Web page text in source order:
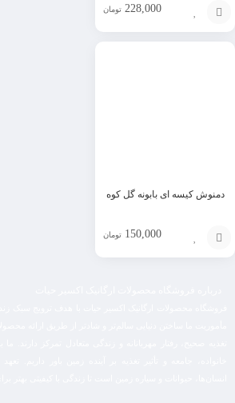
228,000 تومان
دمنوش کیسه ای بابونه گل کوه
150,000 تومان